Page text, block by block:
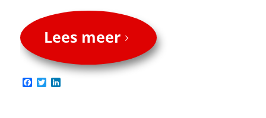
Lees meer
Facebook
TwitterLinkedIn